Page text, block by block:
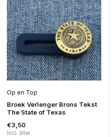
Op en Top
Broek Verlenger Brons Tekst
The State of Texas
€3,50
Incl. btw